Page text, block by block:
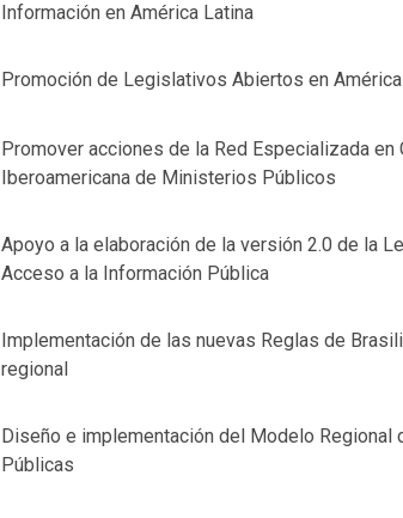
Información en América Latina
Promoción de Legislativos Abiertos en
Promover acciones de la Red Especializada en
Iberoamericana de Ministerios Públicos
Apoyo a la elaboración de la versión 2.0 de la
Acceso a la Información Pública
Implementación de las nuevas Reglas de
regional
Diseño e implementación del Modelo
Públicas